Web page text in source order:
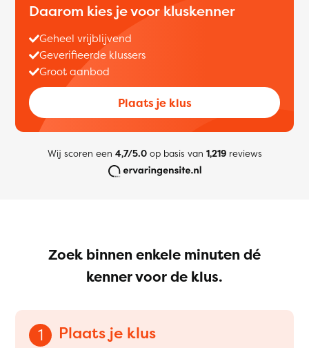
Daarom kies je voor kluskenner
Geheel vrijblijvend
Geverifieerde klussers
Groot aanbod
Plaats je klus
Wij scoren een 4,7/5.0op basis van 1,219reviews
Zoek binnen enkele minuten dé
kenner voor de klus.
1 Plaats je klus